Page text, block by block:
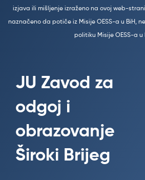
izjava ili mišljenje izraženo na ovoj web-
naznačeno da potiče iz Misije OESS-a u BiH,
politiku Misije OESS-a u
JU Zavod za
odgoj i
obrazovanje
Široki Brijeg